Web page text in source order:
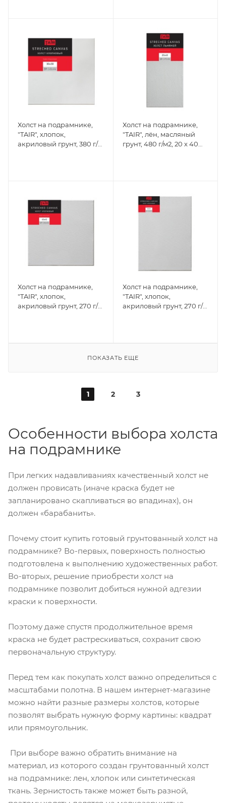
Холст на подрамнике,
"TAIR", хлопок,
акриловый грунт, 380 г/
Холст на подрамнике,
"TAIR", лён, масляный
грунт, 480 г/м2, 20 х 40
Холст на подрамнике,
"TAIR", хлопок,
акриловый грунт, 270 г/
Холст на подрамнике,
"TAIR", хлопок,
акриловый грунт, 270 г/
ПОКАЗАТЬ ЕЩЕ
1 2 3
Особенности выбора холста
на подрамнике
При легких надавливаниях качественный холст не
должен провисать (иначе краска будет не
запланировано скапливаться во впадинах), он
должен «барабанить».
Почему стоит купить готовый грунтованный холст на
подрамнике? Во-первых, поверхность полностью
подготовлена к выполнению художественных работ.
Во-вторых, решение приобрести холст на
подрамнике позволит добиться нужной адгезии
краски к поверхности.
Поэтому даже спустя продолжительное время
краска не будет растрескиваться, сохранит свою
первоначальную структуру.
Перед тем как покупать холст важно определиться с
масштабами полотна. В нашем интернет-магазине
можно найти разные размеры холстов, которые
позволят выбрать нужную форму картины: квадрат
или прямоугольник.
При выборе важно обратить внимание на
материал, из которого создан грунтованный холст
на подрамнике: лен, хлопок или синтетическая
ткань. Зернистость также может быть разной,